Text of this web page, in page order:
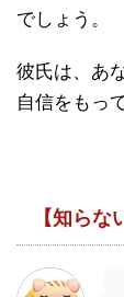
でしょう。
彼氏は、あ
自信をもっ
【知らな